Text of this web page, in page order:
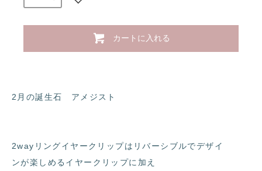
カートに入れる
2月の誕生石 アメジスト
2wayリングイヤークリップはリバーシブルでデザイ
ンが楽しめるイヤークリップに加え